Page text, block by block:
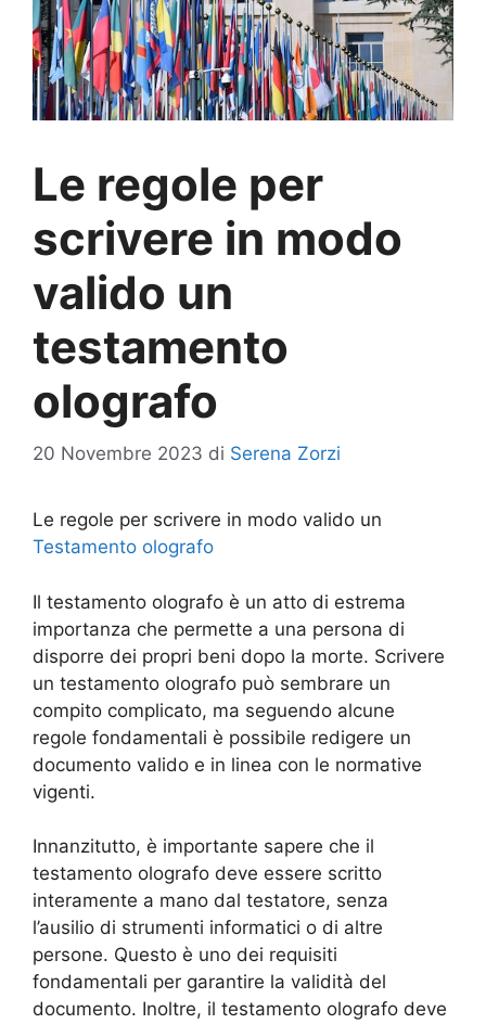
Le regole per
scrivere in modo
valido un
testamento
olografo
20 Novembre 2023 di Serena Zorzi
Le regole per scrivere in modo valido un
Testamento olografo
Il testamento olografo è un atto di estrema
importanza che permette a una persona di
disporre dei propri beni dopo la morte. Scrivere
un testamento olografo può sembrare un
compito complicato, ma seguendo alcune
regole fondamentali è possibile redigere un
documento valido e in linea con le normative
vigenti.
Innanzitutto, è importante sapere che il
testamento olografo deve essere scritto
interamente a mano dal testatore, senza
l’ausilio di strumenti informatici o di altre
persone. Questo è uno dei requisiti
fondamentali per garantire la validità del
documento. Inoltre, il testamento olografo deve